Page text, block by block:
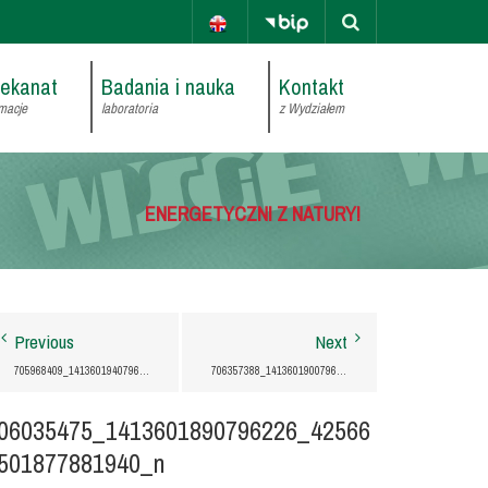
Badania i nauka
laboratoria
Kontakt
z Wydziałem
ENERGETYCZNI Z NATURY!
Previous
705968409_1413601940796221_3370451931318123784_N
Next
706357388_1413601900796225_552267569518659835_N